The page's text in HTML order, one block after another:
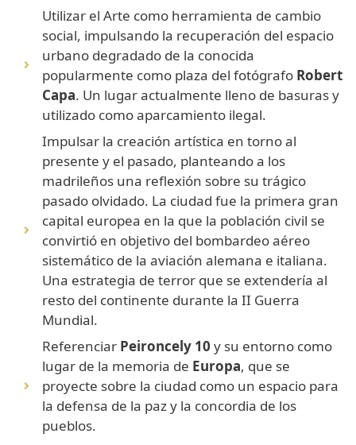
Utilizar el Arte como herramienta de cambio
social, impulsando la recuperación del espacio
urbano degradado de la conocida
popularmente como plaza del fotógrafo Robert
Capa. Un lugar actualmente lleno de basuras y
utilizado como aparcamiento ilegal.
Impulsar la creación artística en torno al
presente y el pasado, planteando a los
madrileños una reflexión sobre su trágico
pasado olvidado. La ciudad fue la primera gran
capital europea en la que la población civil se
convirtió en objetivo del bombardeo aéreo
sistemático de la aviación alemana e italiana.
Una estrategia de terror que se extendería al
resto del continente durante la II Guerra
Mundial.
Referenciar Peironcely 10 y su entorno como
lugar de la memoria de Europa, que se
proyecte sobre la ciudad como un espacio para
la defensa de la paz y la concordia de los
pueblos.